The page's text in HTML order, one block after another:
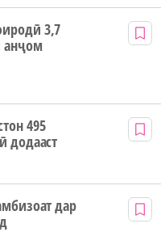
3,7
анҷом
495
додааст
дар